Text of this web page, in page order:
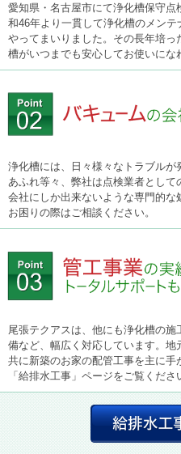
愛知県・名古屋市にて浄化槽保守
和46年より一貫して浄化槽のメン
やってまいりました。その長年培
槽がいつまでも安心してお使いにな
浄化槽には、日々様々なトラブルが
あふれ等々、弊社は点検業者とし
会社にしか出来ないような専門的な
お困りの際はご相談ください。
尾張テクアスは、他にも浄化槽の
備など、幅広く対応しています。地
共に新築のお家の配管工事を主に
「給排水工事」ページをご覧くださ